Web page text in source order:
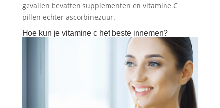
gevallen bevatten supplementen en vitamine C
pillen echter ascorbinezuur.
Hoe kun je vitamine c het beste innemen?